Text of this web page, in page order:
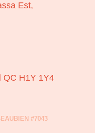
Est,
QC H1Y 1Y4
#7043